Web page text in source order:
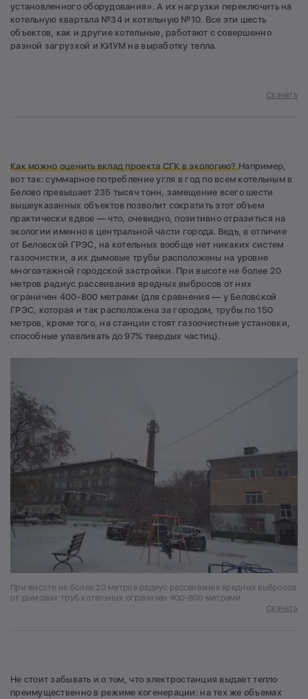
установленного оборудования». А их нагрузки переключить на
котельную квартала №34 и котельную №10. Все эти шесть
объектов, как и другие котельные, работают с совершенно
разной загрузкой и КИУМ на выработку тепла.
Скачать
Как можно оценить вклад проекта СГК в экологию?Например,
вот так: суммарное потребление угля в год по всем котельным в
Белово превышает 235 тысяч тонн, замещение всего шести
вышеуказанных объектов позволит сократить этот объем
практически вдвое — что, очевидно, позитивно отразиться на
экологии именно в центральной части города. Ведь, в отличие
от Беловской ГРЭС, на котельных вообще нет никаких систем
газоочистки, а их дымовые трубы расположены на уровне
многоэтажной городской застройки. При высоте не более 20
метров радиус рассеивания вредных выбросов от них
ограничен 400-800 метрами (для сравнения — у Беловской
ГРЭС, которая и так расположена за городом, трубы по 150
метров, кроме того, на станции стоят газоочистные установки,
способные улавливать до 97% твердых частиц).
При высоте не более 20 метров радиус рассеивания вредных выбросов
от дымовых труб котельных ограничен 400-800 метрами.
Скачать
Не стоит забывать и о том, что электростанция выдает тепло
преимущественно в режиме когенерации: на тех же объемах